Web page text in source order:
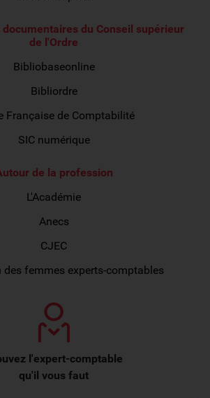
du Conseil supérieur
de l'Ordre
Bibliobaseonline
Bibliordre
Française de Comptabilité
SIC numérique
de la profession
L'Académie
Anecs
CJEC
femmes experts-comptables
l'expert-comptable
qu'il vous faut